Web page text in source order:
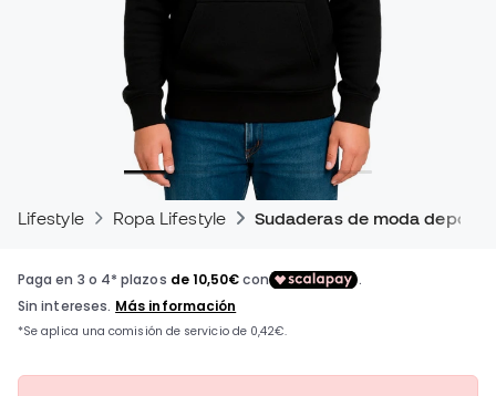
Lifestyle Ropa Lifestyle Sudaderas de moda